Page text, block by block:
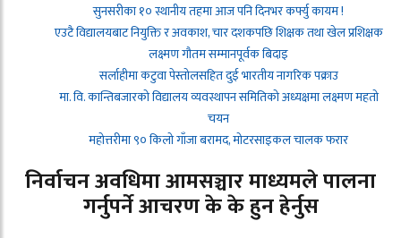
सुनसरीका १० स्थानीय तहमा आज पनि दिनभर कर्फ्यु कायम !
एउटै विद्यालयबाट नियुक्ति र अवकाश, चार दशकपछि शिक्षक तथा खेल प्रशिक्षक
लक्ष्मण गौतम सम्मानपूर्वक बिदाइ
सर्लाहीमा कटुवा पेस्तोलसहित दुई भारतीय नागरिक पक्राउ
मा. वि. कान्तिबजारको विद्यालय व्यवस्थापन समितिको अध्यक्षमा लक्ष्मण महतो
चयन
महोत्तरीमा ९० किलो गाँजा बरामद, मोटरसाइकल चालक फरार
निर्वाचन अवधिमा आमसञ्चार माध्यमले पालना
गर्नुपर्ने आचरण के के हुन हेर्नुस